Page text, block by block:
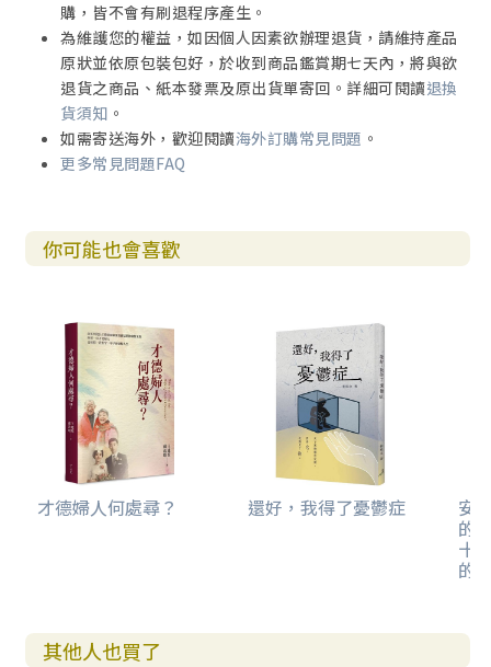
購，皆不會有刷退程序產生。
為維護您的權益，如因個人因素欲辦理退貨，請維持產品
原狀並依原包裝包好，於收到商品鑑賞期七天內，將與欲
退貨之商品、紙本發票及原出貨單寄回。詳細可閱讀退換
貨須知 。
如需寄送海外，歡迎閱讀海外訂購常見問題 。
更多常見問題FAQ
你可能也會喜歡
才德婦人何處尋？ 還好，我得了憂鬱症 安
的
十
的
其他人也買了